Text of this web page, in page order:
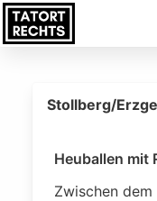
Stollberg/
Heuballen mit
Zwischen